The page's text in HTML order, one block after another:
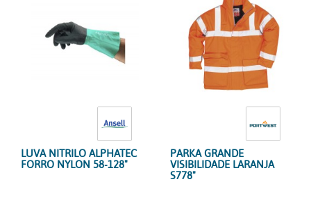
LUVA NITRILO ALPHATEC
FORRO NYLON 58-128"
PARKA GRANDE
VISIBILIDADE LARANJA
S778"